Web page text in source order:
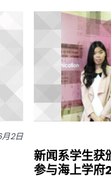
2日
新闻系学生获
参与海上学府